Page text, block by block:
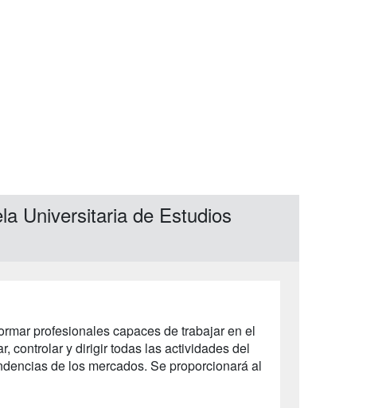
Universitaria de Estudios
profesionales capaces de trabajar en el
controlar y dirigir todas las actividades del
de los mercados. Se proporcionará al